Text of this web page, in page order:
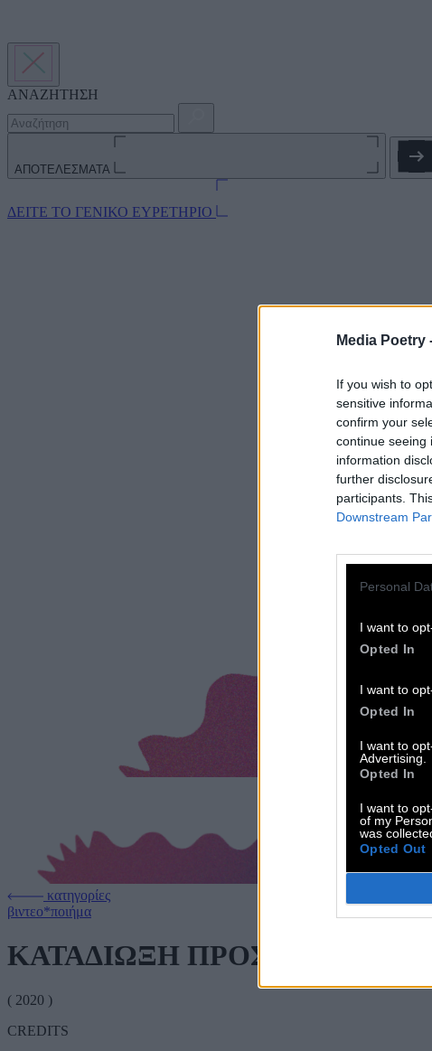
Media Poetry
If you wish to
sensitive
confirm your
continue seeing
information
further
participants.
Downstream
Personal
I want to
Opted In
I want to
Opted In
I want to
Advertising.
Opted In
I want to
of my
was
Opted Out
ΑΝΑΖΗΤΗΣΗ
ΑΠΟΤΕΛΕΣΜΑΤΑ
ΔΕΙΤΕ ΤΟ ΓΕΝΙΚΟ ΕΥΡΕΤΗΡΙΟ
κατηγορίες
βιντεο*ποιήμα
ΚΑΤΑΔΙΩΞΗ ΠΡΟΣ ΤΟ
( 2020 )
CREDITS